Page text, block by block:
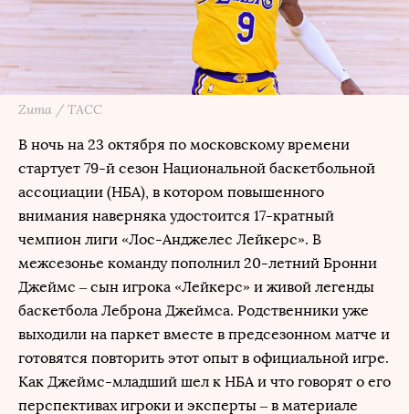
Zuma / ТАСС
В ночь на 23 октября по московскому времени
стартует 79-й сезон Национальной баскетбольной
ассоциации (НБА), в котором повышенного
внимания наверняка удостоится 17-кратный
чемпион лиги «Лос-Анджелес Лейкерс». В
межсезонье команду пополнил 20-летний Бронни
Джеймс – сын игрока «Лейкерс» и живой легенды
баскетбола Леброна Джеймса. Родственники уже
выходили на паркет вместе в предсезонном матче и
готовятся повторить этот опыт в официальной игре.
Как Джеймс-младший шел к НБА и что говорят о его
перспективах игроки и эксперты – в материале